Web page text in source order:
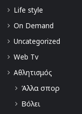
Life style
On Demand
Uncategorized
Web Tv
Αθλητισμός
Άλλα σπορ
Βόλει